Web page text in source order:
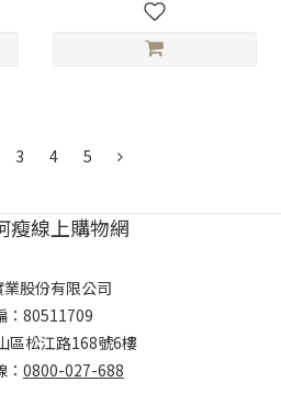
3 4 5
瘦線上購物網
業股份有限公司
：80511709
區松江路168號6樓
0800-027-688